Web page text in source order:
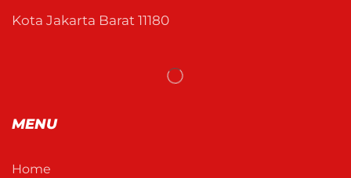
Kota Jakarta Barat 11180
MENU
Home